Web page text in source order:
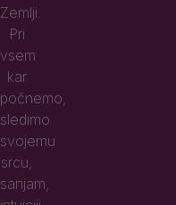
Zemlji.
Pri
vsem
kar
počnemo,
sledimo
svojemu
srcu,
sanjam,